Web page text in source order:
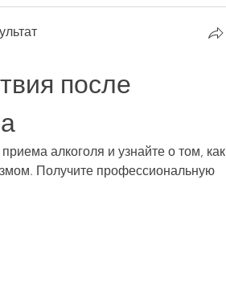
после
алкоголя и узнайте о том, как
Получите профессиональную